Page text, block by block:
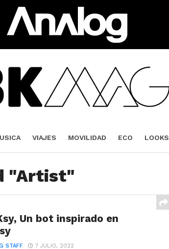
VIAJES MOVILIDAD ECO LOOKS
"Artist"
Un bot inspirado en
STAFF 7 JULIO, 2022